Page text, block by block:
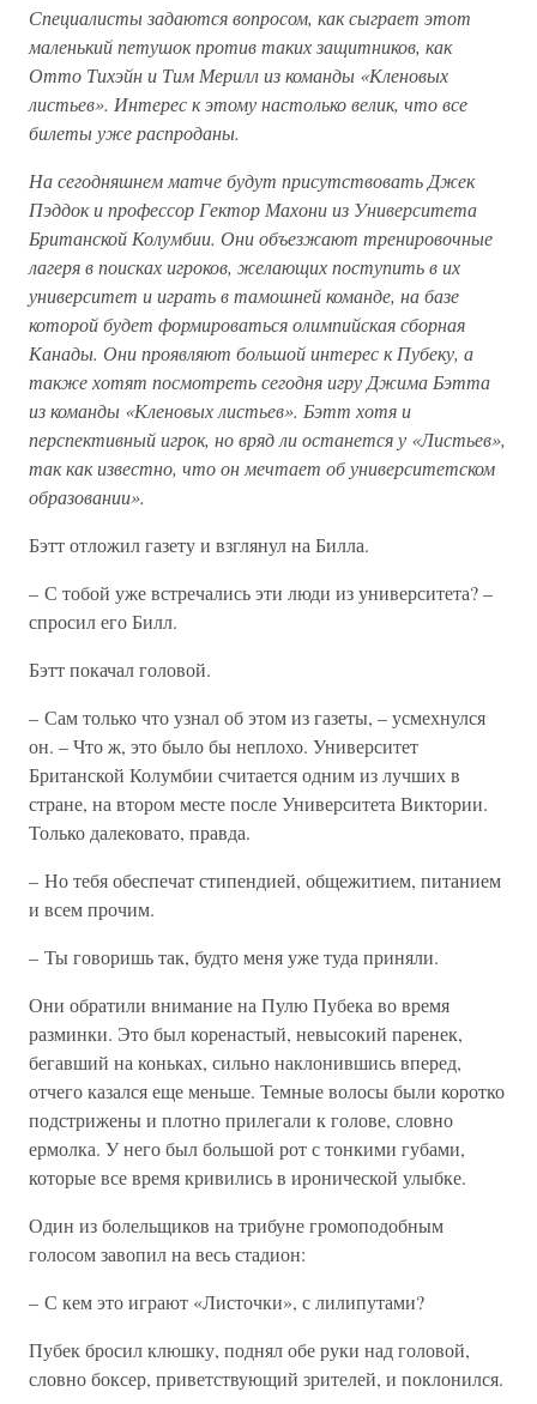
Специалисты задаются вопросом, как сыграет этот
маленький петушок против таких защитников, как
Отто Тихэйн и Тим Мерилл из команды «Кленовых
листьев». Интерес к этому настолько велик, что все
билеты уже распроданы.
На сегодняшнем матче будут присутствовать Джек
Пэддок и профессор Гектор Махони из Университета
Британской Колумбии. Они объезжают тренировочные
лагеря в поисках игроков, желающих поступить в их
университет и играть в тамошней команде, на базе
которой будет формироваться олимпийская сборная
Канады. Они проявляют большой интерес к Пубеку, а
также хотят посмотреть сегодня игру Джима Бэтта
из команды «Кленовых листьев». Бэтт хотя и
перспективный игрок, но вряд ли останется у «Листьев»,
так как известно, что он мечтает об университетском
образовании».
Бэтт отложил газету и взглянул на Билла.
– С тобой уже встречались эти люди из университета? –
спросил его Билл.
Бэтт покачал головой.
– Сам только что узнал об этом из газеты, – усмехнулся
он. – Что ж, это было бы неплохо. Университет
Британской Колумбии считается одним из лучших в
стране, на втором месте после Университета Виктории.
Только далековато, правда.
– Но тебя обеспечат стипендией, общежитием, питанием
и всем прочим.
– Ты говоришь так, будто меня уже туда приняли.
Они обратили внимание на Пулю Пубека во время
разминки. Это был коренастый, невысокий паренек,
бегавший на коньках, сильно наклонившись вперед,
отчего казался еще меньше. Темные волосы были коротко
подстрижены и плотно прилегали к голове, словно
ермолка. У него был большой рот с тонкими губами,
которые все время кривились в иронической улыбке.
Один из болельщиков на трибуне громоподобным
голосом завопил на весь стадион:
– С кем это играют «Листочки», с лилипутами?
Пубек бросил клюшку, поднял обе руки над головой,
словно боксер, приветствующий зрителей, и поклонился.